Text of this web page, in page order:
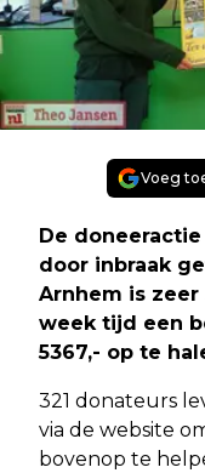
Voeg
De
door inbraak
Arnhem is
week tijd een
5367,- op te
321 donateurs
via de website
bovenop te